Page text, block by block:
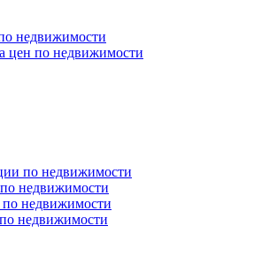
недвижимости
цен по недвижимости
по недвижимости
недвижимости
недвижимости
недвижимости